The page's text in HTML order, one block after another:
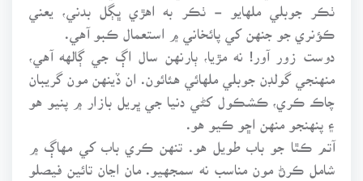
ٺڪر جوبلي ملهايو - ٺڪر به اهڙي ڀڳل بدني، يعني
ڪؤنري جو جنهن کي پائخاني ۾ استعمال ڪبو آهي.
دوست زور آور! نه مڙيا، ٻارنهن سال اڳ جي ڳالهه آهي،
منهنجي گولڊن جوبلي ملهائي هئائون. ان ڏينهن مون گريبان
چاڪ ڪري، ڪشڪول کڻي دنيا جي ڀريل بازار ۾ پنيو هو
۽ پنهنجو منهن اڇو ڪيو هو.
آتم ڪٿا جو باب طويل هو. تنهن ڪري باب کي مهاڳ ۾
شامل ڪرڻ مون مناسب نه سمجهيو. مان اڃان تائين فيصلو